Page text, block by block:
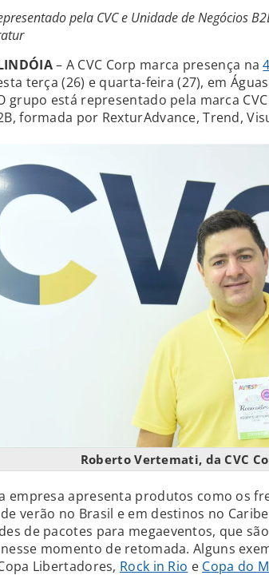
pela CVC e Unidade de Negócios
– A CVC Corp marca presença na
terça (26) e quarta-feira (27), em
grupo está representado pela marca
formada por RexturAdvance, Trend,
Roberto Vertemati, da CVC
empresa apresenta produtos como os
verão no Brasil e em destinos no
de pacotes para megaeventos, que
momento de retomada. Alguns
Libertadores, Rock in Rio e Copa do